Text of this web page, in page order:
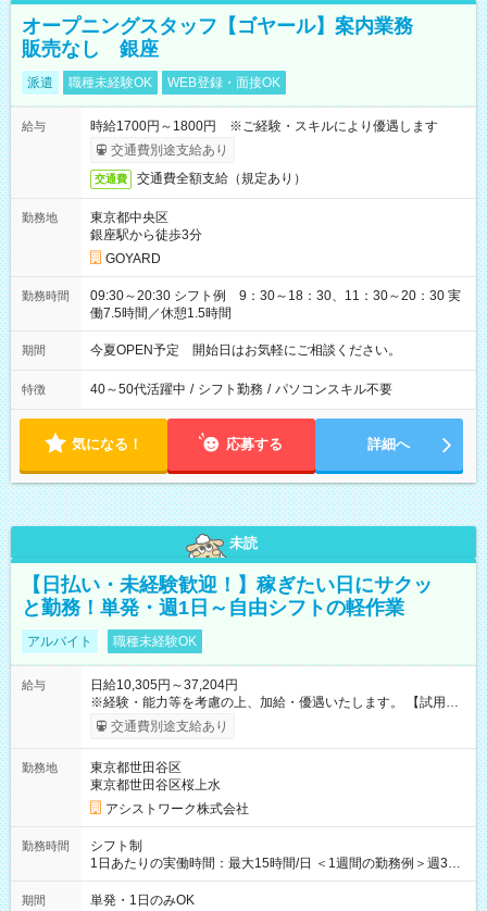
オープニングスタッフ【ゴヤール】案内業務
販売なし 銀座
派遣 職種未経験OK WEB登録・面接OK
給与
時給1700円～1800円 ※ご経験・スキルにより優遇します
交通費別途支給あり
交通費 交通費全額支給（規定あり）
勤務地
東京都中央区
銀座駅から徒歩3分
GOYARD
勤務時間
09:30～20:30 シフト例 9：30～18：30、11：30～20：30 実
働7.5時間／休憩1.5時間
期間 今夏OPEN予定 開始日はお気軽にご相談ください。
特徴 40～50代活躍中 / シフト勤務 / パソコンスキル不要
気になる！ 応募する 詳細へ
未読
【日払い・未経験歓迎！】稼ぎたい日にサクッ
と勤務！単発・週1日～自由シフトの軽作業
アルバイト 職種未経験OK
給与
日給10,305円～37,204円
※経験・能力等を考慮の上、加給・優遇いたします。 【試用期
間】試用期間なし
交通費別途支給あり
勤務地
東京都世田谷区
東京都世田谷区桜上水
アシストワーク株式会社
勤務時間
シフト制
1日あたりの実働時間：最大15時間/日 ＜1週間の勤務例＞週3回
勤務 勤務：月・水・金 休み：火・木・土・日 好きな時にお仕事
可能です！ ※1日あたりの最大実働時間は日勤、夜勤共に勤務し
期間 単発・1日のみOK